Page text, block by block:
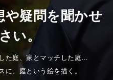
や疑問を聞かせ
い。
た庭、家とマッチした庭…
に、庭という絵を描く。